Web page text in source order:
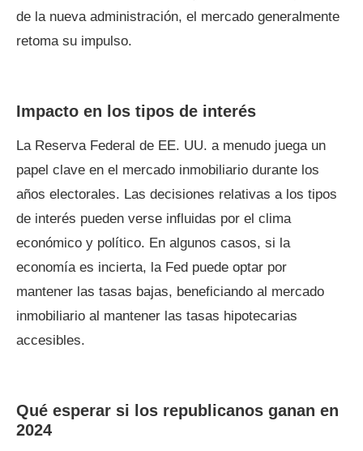
de la nueva administración, el mercado generalmente
retoma su impulso.
Impacto en los tipos de interés
La Reserva Federal de EE. UU. a menudo juega un
papel clave en el mercado inmobiliario durante los
años electorales. Las decisiones relativas a los tipos
de interés pueden verse influidas por el clima
económico y político. En algunos casos, si la
economía es incierta, la Fed puede optar por
mantener las tasas bajas, beneficiando al mercado
inmobiliario al mantener las tasas hipotecarias
accesibles.
Qué esperar si los republicanos ganan en
2024